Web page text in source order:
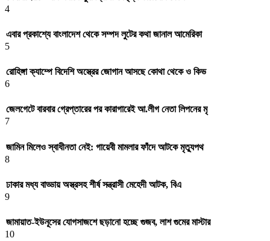
4
এবার প্রকাশ্যে বাংলাদেশ থেকে সম্পদ লুটের কথা জানাল আমেরিকা
5
রোহিঙ্গা ক্যাম্পে বিদেশি অস্ত্রের জোগান আসছে কোথা থেকে ও কিভ
6
জেলগেটে বারবার গ্রেপ্তারের পর কারাগারেই আ.লীগ নেতা লিপনের মৃ
7
জামিন মিলেও স্বাধীনতা নেই: গায়েবী মামলার ফাঁদে আটকে মৃত্যুপথ
8
ঢাকার মধ্য বাড্ডায় অস্ত্রসহ শীর্ষ সন্ত্রাসী মেহেদী আটক, বিএ
9
জামায়াত-ইউনূসের যোগসাজশে ছড়ানো হচ্ছে গুজব, লাশ গুমের মাস্টার
10